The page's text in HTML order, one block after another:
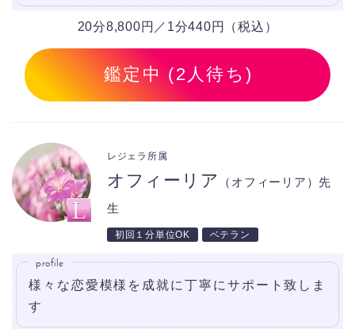
20分8,800円／1分440円（税込）
鑑定中 (2人待ち)
オフィーリア
（オフィーリア）先
生
レジェラ所属
初回１分単位OK ベテラン
profile
様々な恋愛模様を成就に丁寧にサポート致しま
す